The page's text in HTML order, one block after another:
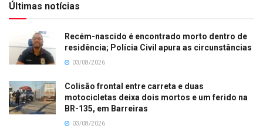
Últimas notícias
Recém-nascido é encontrado morto dentro de
residência; Polícia Civil apura as circunstâncias
03/08/2026
Colisão frontal entre carreta e duas
motocicletas deixa dois mortos e um ferido na
BR-135, em Barreiras
03/08/2026